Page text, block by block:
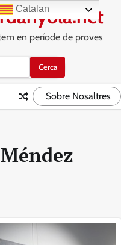
en període de proves
Sobre Nosaltres
Catalan